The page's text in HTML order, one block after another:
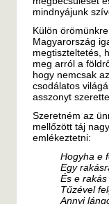
mindnyájunk
Külön
Magyarország
megtiszteltetés,
meg arról a
hogy nemcsak
csodálatos
asszonyt
Szeretném az
mellőzött táj
emlékeztetni:
Hogyha e
Egy
És e
Tűzével
Annyi